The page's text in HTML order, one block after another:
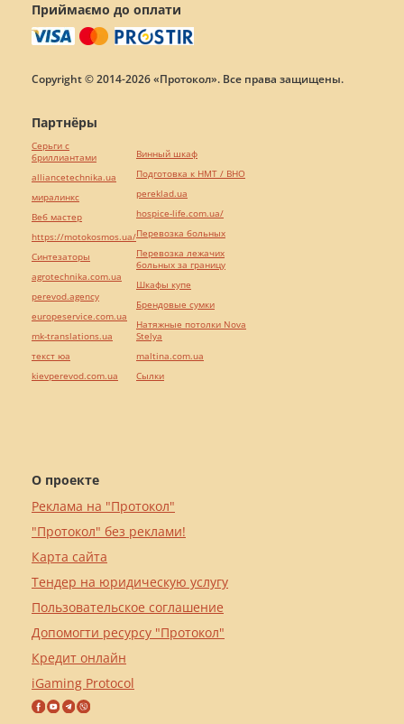
Приймаємо до оплати
Copyright © 2014-2026 «Протокол». Все права защищены.
О проекте
Реклама на "Протокол"
"Протокол" без реклами!
Карта сайта
Тендер на юридическую услугу
Пользовательское соглашение
Допомогти ресурсу "Протокол"
Кредит онлайн
iGaming Protocol
Партнёры
Серьги с
бриллиантами
alliancetechnika.ua
миралинкс
Веб мастер
https://motokosmos.ua/
Синтезаторы
agrotechnika.com.ua
perevod.agency
europeservice.com.ua
mk-translations.ua
текст юа
kievperevod.com.ua
Винный шкаф
Подготовка к НМТ / ВНО
pereklad.ua
hospice-life.com.ua/
Перевозка больных
Перевозка лежачих
больных за границу
Шкафы купе
Брендовые сумки
Натяжные потолки Nova
Stelya
maltina.com.ua
Cылки